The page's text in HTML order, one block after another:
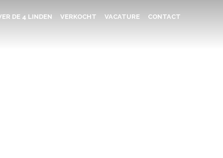
DE 4 LINDEN VERKOCHT VACATURE CONTACT